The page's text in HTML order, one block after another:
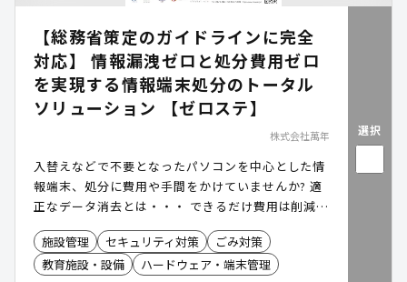
【総務省策定のガイドラインに完全
対応】 情報漏洩ゼロと処分費用ゼロ
を実現する情報端末処分のトータル
ソリューション 【ゼロステ】
株式会社萬年
入替えなどで不要となったパソコンを中心とした情
報端末、処分に費用や手間をかけていませんか? 適
正なデータ消去とは・・・ できるだけ費用は削減し
たい・・・ 時間はなるべくかけなくない・・・ そ
んな情報端末処分に関するお悩みを包括的に解決す
るのが、株式会社萬年がご提供する、パソコン処分
施設管理 セキュリティ対策
ごみ対策
教育施設・設備
ハードウェア・端末管理
選択